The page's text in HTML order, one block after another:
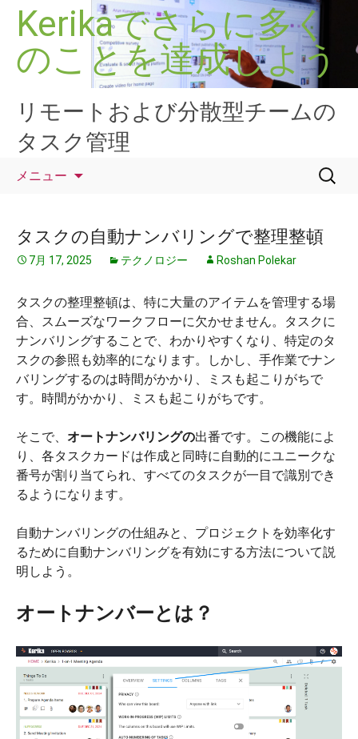
Kerikaでさらに多く
のことを達成しよう
リモートおよび分散型チームの
タスク管理
メニュー
検
索:
タスクの自動ナンバリングで整理整頓
7月 17, 2025 テクノロジー Roshan Polekar
タスクの整理整頓は、特に大量のアイテムを管理する場
合、スムーズなワークフローに欠かせません。タスクに
ナンバリングすることで、わかりやすくなり、特定のタ
スクの参照も効率的になります。しかし、手作業でナン
バリングするのは時間がかかり、ミスも起こりがちで
す。時間がかかり、ミスも起こりがちです。
そこで、 オートナンバリングの出番です。この機能によ
り、各タスクカードは作成と同時に自動的にユニークな
番号が割り当てられ、すべてのタスクが一目で識別でき
るようになります。
自動ナンバリングの仕組みと、プロジェクトを効率化す
るために自動ナンバリングを有効にする方法について説
明しよう。
オートナンバーとは？